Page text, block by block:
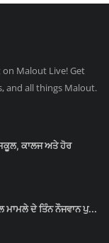
Malout Live! Get
and all things Malout.
ਕਾਲਜ ਅਤੇ ਹੋਰ
ਦੇ ਤਿੰਨ ਨੌਜਵਾਨ ਪੁ...